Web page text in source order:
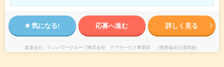
気になる! 応募へ進む 詳しく見る
派遣会社 マンパワーグループ株式会社 ケアサービス事業部 （医療福祉介護関連）